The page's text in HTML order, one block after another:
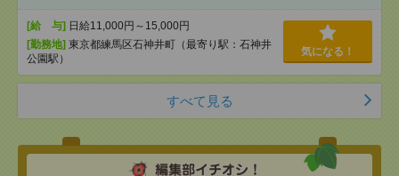
[給 与] 日給11,000円～15,000円
[勤務地] 東京都練馬区石神井町（最寄り駅：石神井
公園駅）
気になる！
すべて見る